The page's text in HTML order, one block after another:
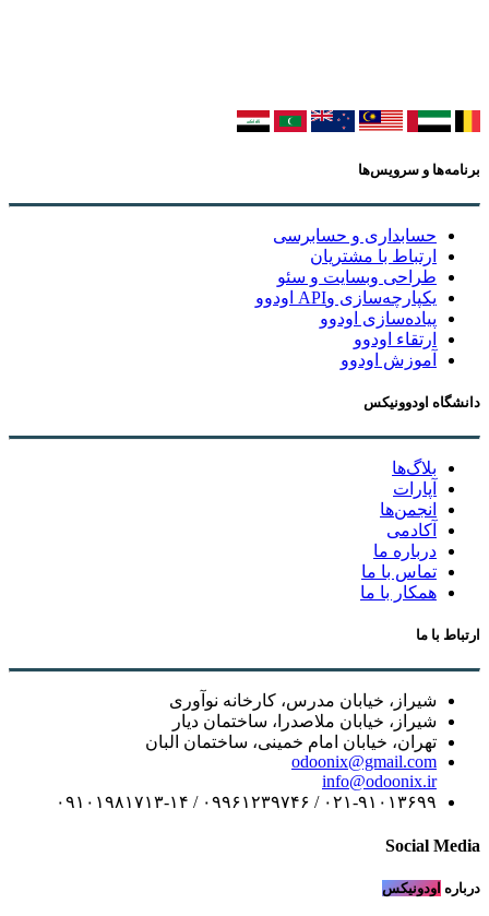
برنامه‌ها و سرویس‌ها
حسابداری و حسابرسی
ارتباط با مشتریان
طراحی وبسایت و سئو
یکپارچه‌سازی وAPI اودوو
پیاده‌سازی اودوو
ارتقاء اودوو
آموزش اودوو
دانشگاه اودوونیکس
بلاگ‌ها
آپارات
انجمن‌ها
آکادمی
درباره ما
تماس با ما
همکار با ما
ارتباط با ما
شیراز، خیابان مدرس، کارخانه نوآوری
شیراز، خیابان ملاصدرا، ساختمان دیار
تهران، خیابان امام خمینی، ساختمان البان
odoonix@gmail.com
info@odoonix.ir
۰۲۱-۹۱۰۱۳۶۹۹ / ۰۹۹۶۱۲۳۹۷۴۶ / ۰۹۱۰۱۹۸۱۷۱۳-۱۴
Social Media
درباره اودونیکس